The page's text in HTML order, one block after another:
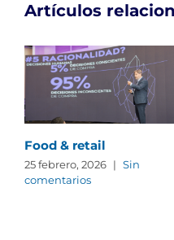
Artículos
Food & retail
25 febrero, 2026 | Sin
comentarios